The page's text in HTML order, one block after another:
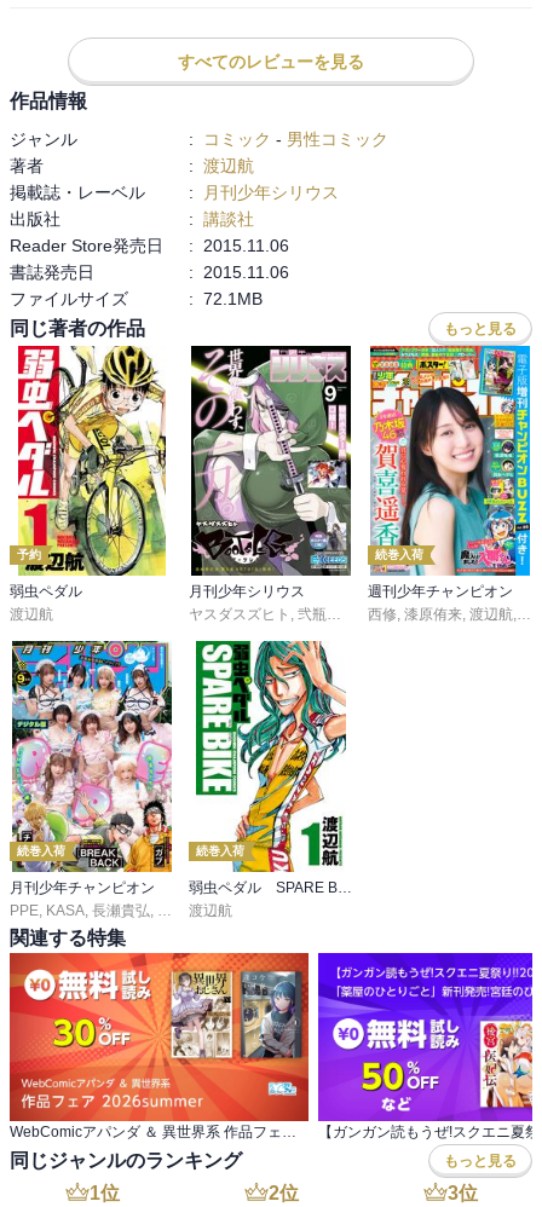
すべてのレビューを見る
作品情報
ジャンル : コミック - 男性コミック
著者
: 渡辺航
掲載誌・レーベル
:
月刊少年シリウス
出版社
: 講談社
Reader Store発売日
:
2015.11.06
書誌発売日
:
2015.11.06
ファイルサイズ
: 72.1MB
同じ著者の作品 もっと見る
予約
弱虫ペダル
渡辺航
月刊少年シリウス
ヤスダスズヒト , 弐瓶勉 ＯＮＥ,あずま京太郎,ｂｏｓ
続巻入荷
週刊少年チャンピオン
西修, 漆原侑来, 渡辺航, 田
続巻入荷
月刊少年チャンピオン
PPE KASA 長瀬貴弘 桜田vi熱,巽未頼
続巻入荷
渡辺航
関連する特集
同じジャンルのランキング もっと見る
1位 2位 3位